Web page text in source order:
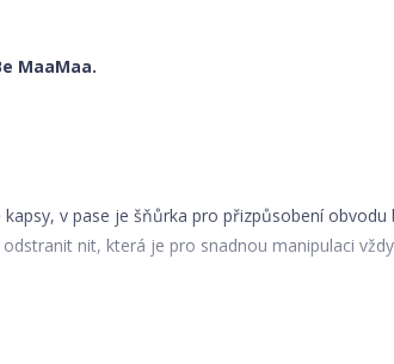
MaaMaa.
v pase je šňůrka pro přizpůsobení obvodu
nit, která je pro snadnou manipulaci